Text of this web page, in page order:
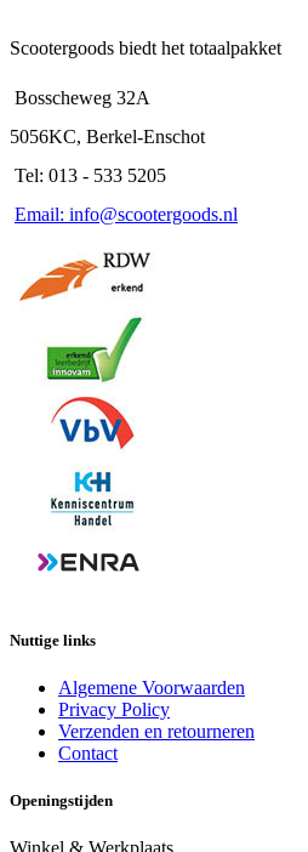
Scootergoods biedt het totaalpakket
Bosscheweg 32A
5056KC, Berkel-Enschot
Tel: 013 - 533 5205
Email: info@scootergoods.nl
Nuttige links
Algemene Voorwaarden
Privacy Policy
Verzenden en retourneren
Contact
Openingstijden